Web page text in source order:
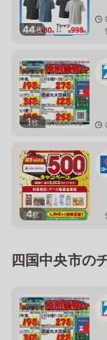
44枚
1枚
4枚
四国中央市の